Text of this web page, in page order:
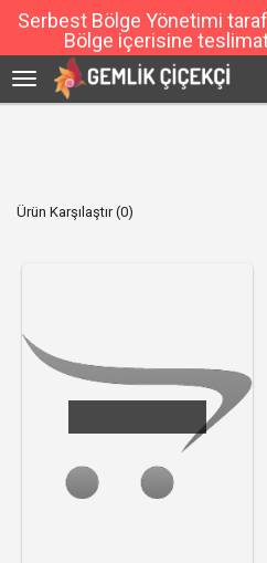
Serbest Bölge Yönetimi
Bölge içerisine teslimat
Ürün Karşılaştır (0)